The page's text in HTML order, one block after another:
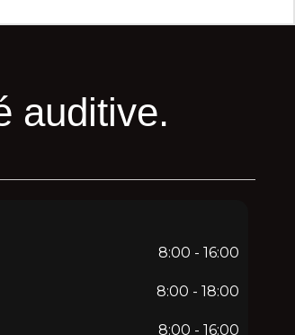
auditive.
8:00 - 16:00
8:00 - 18:00
8:00 - 16:00